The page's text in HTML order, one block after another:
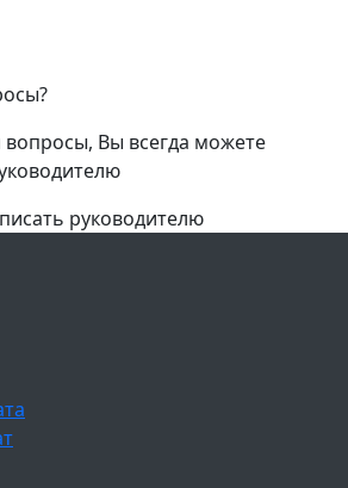
вопросы, Вы всегда можете
руководителю